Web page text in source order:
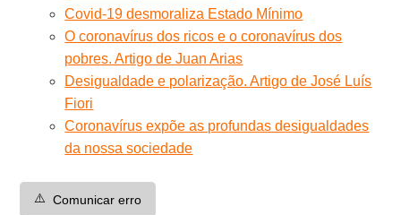
Covid-19 desmoraliza Estado Mínimo
O coronavírus dos ricos e o coronavírus dos
pobres. Artigo de Juan Arias
Desigualdade e polarização. Artigo de José Luís
Fiori
Coronavírus expõe as profundas desigualdades
da nossa sociedade
⚠️ Comunicar erro